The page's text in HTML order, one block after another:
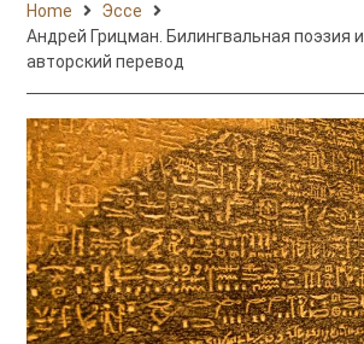
Home
Эссе
Андрей Грицман. Билингвальная поэзия и
авторский перевод